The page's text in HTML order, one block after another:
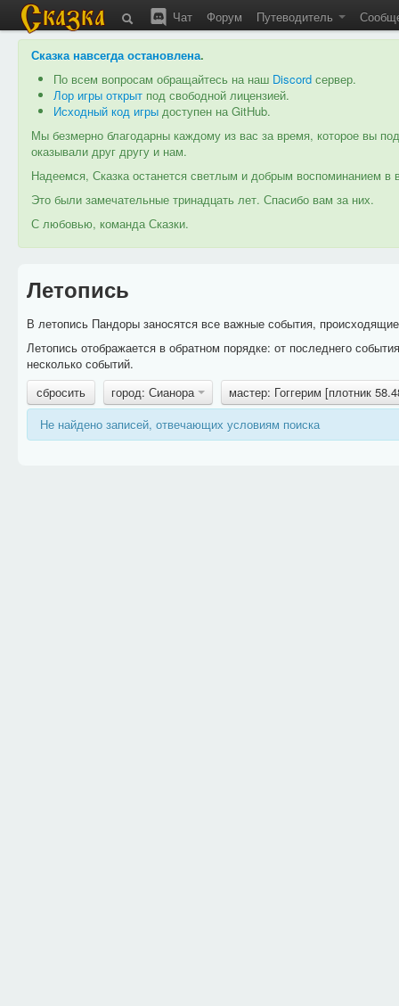
Чат Форум Путеводитель
Сказка навсегда остановлена.
По всем вопросам обращайтесь на наш Discord сервер.
Лор игры открыт под свободной лицензией.
Исходный код игры доступен на GitHub.
Мы безмерно благодарны каждому из вас за время, которое вы
оказывали друг другу и нам.
Надеемся, Сказка останется светлым и добрым воспоминанием
Это были замечательные тринадцать лет. Спасибо вам за них.
С любовью, команда Сказки.
Летопись
В летопись Пандоры заносятся все важные события,
Летопись отображается в обратном порядке: от последнего
несколько событий.
сбросить
город: Сианора
мастер: Гоггерим [плотник
Не найдено записей, отвечающих условиям поиска